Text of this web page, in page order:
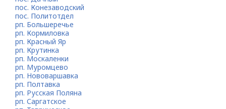
пос. Конезаводский
пос. Политотдел
рп. Большеречье
рп. Кормиловка
рп. Красный Яр
рп. Крутинка
рп. Москаленки
рп. Муромцево
рп. Нововаршавка
рп. Полтавка
рп. Русская Поляна
рп. Саргатское